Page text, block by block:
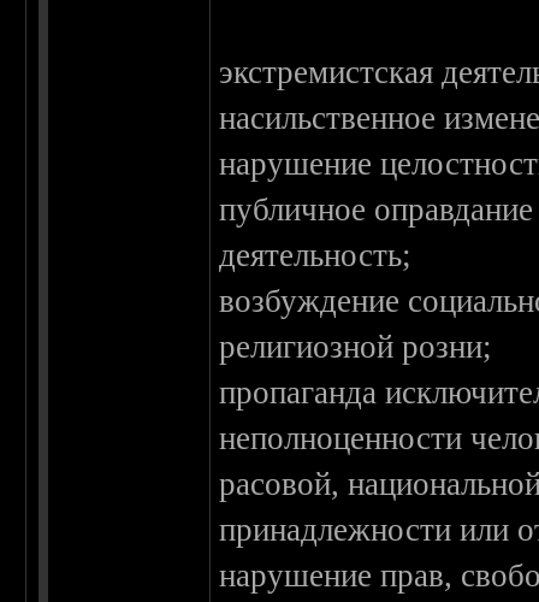
экстремистская
насильственное
нарушение
публичное
деятельность;
возбуждение
религиозной розни;
пропаганда
неполноценности
расовой,
принадлежности или
нарушение прав,